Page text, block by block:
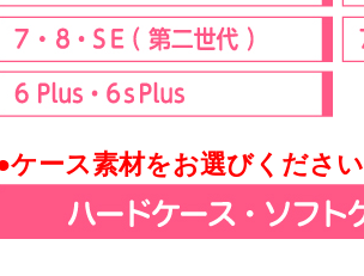
ケース素材をお選びください